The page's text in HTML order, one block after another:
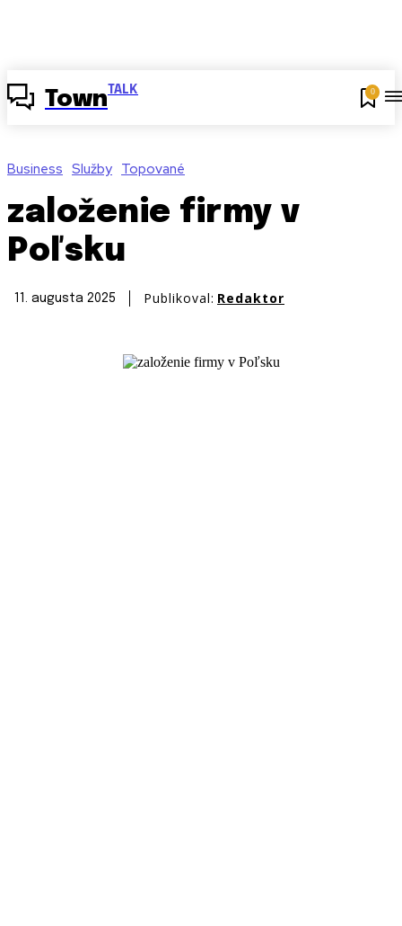
Town TALK 0
Business Služby Topované
založenie firmy v
Poľsku
11. augusta 2025 Publikoval: Redaktor